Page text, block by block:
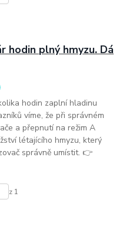
hodin plný hmyzu. Dá
hodin zaplní hladinu
víme, že při správném
a přepnutí na režim A
létajícího hmyzu, který
správně umístit. 👉
z 1